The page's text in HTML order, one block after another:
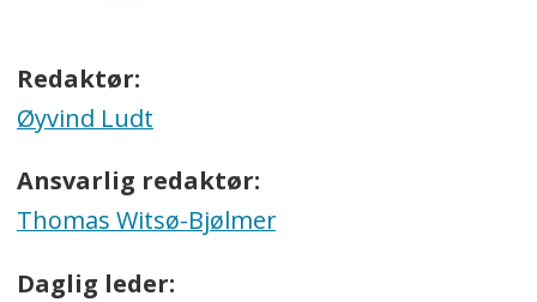
Redaktør:
Øyvind Ludt
Ansvarlig redaktør:
Thomas Witsø-Bjølmer
Daglig leder: